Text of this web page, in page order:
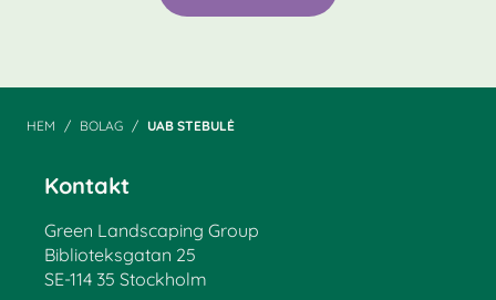
HEM BOLAG UAB STEBULĖ
Kontakt
Green Landscaping Group
Biblioteksgatan 25
SE-114 35 Stockholm